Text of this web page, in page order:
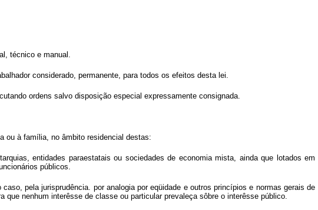
técnico e manual.
considerado, permanente, para todos os efeitos desta lei.
ordens salvo disposição especial expressamente consignada.
ou à família, no âmbito residencial destas:
entidades paraestatais ou sociedades de economia mista, ainda que lotados em
públicos.
pela jurisprudência. por analogia por eqüidade e outros princípios e normas gerais de
nenhum interêsse de classe ou particular prevaleça sôbre o interêsse público.